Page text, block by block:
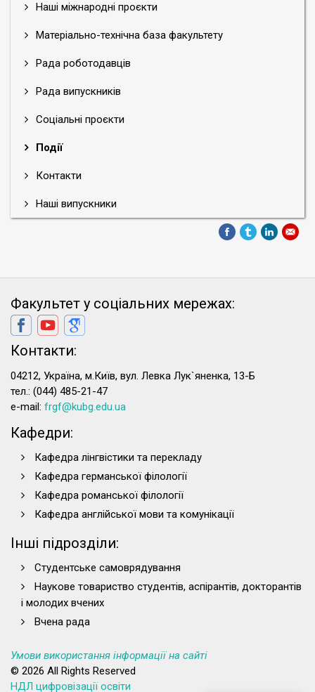
Наші міжнародні проєкти
Матеріально-технічна база факультету
Рада роботодавців
Рада випускників
Соціальні проєкти
Події
Контакти
Наші випускники
Факультет у соціальних мережах:
Контакти:
04212, Україна, м.Київ, вул. Левка Лук`яненка, 13-Б
тел.: (044) 485-21-47
e-mail: frgf@kubg.edu.ua
Кафедри:
Кафедра лінгвістики та перекладу
Кафедра германської філології
Кафедра романської філології
Кафедра англійської мови та комунікації
Інші підрозділи:
Студентське самоврядування
Наукове товариство студентів, аспірантів, докторантів
і молодих вчених
Вчена рада
Умови використання інформації на сайті
© 2026 All Rights Reserved
НДЛ цифровізації освіти